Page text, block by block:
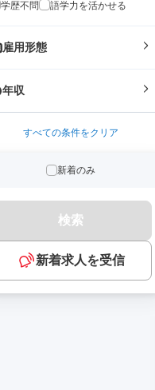
学歴不問
語学力を活かせる
雇用形態
年収
すべての条件をクリア
新着のみ
検索
新着求人を受信